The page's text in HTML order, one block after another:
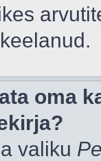
oma
valiku